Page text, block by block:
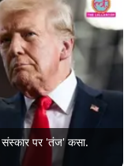
पर 'तंज' कसा.